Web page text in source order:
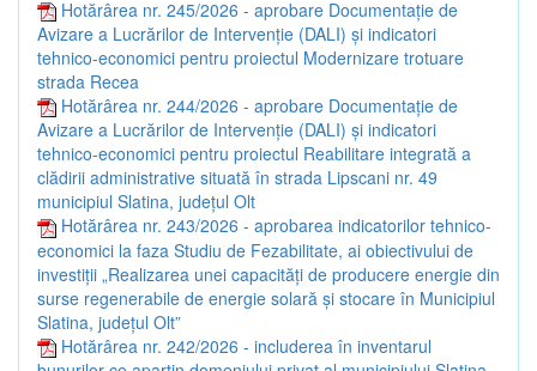
Hotărârea nr. 245/2026 - aprobare Documentație de
Avizare a Lucrărilor de Intervenție (DALI) și indicatori
tehnico-economici pentru proiectul Modernizare trotuare
strada Recea
Hotărârea nr. 244/2026 - aprobare Documentație de
Avizare a Lucrărilor de Intervenție (DALI) și indicatori
tehnico-economici pentru proiectul Reabilitare integrată a
clădirii administrative situată în strada Lipscani nr. 49
municipiul Slatina, județul Olt
Hotărârea nr. 243/2026 - aprobarea indicatorilor tehnico-
economici la faza Studiu de Fezabilitate, ai obiectivului de
investiții „Realizarea unei capacități de producere energie din
surse regenerabile de energie solară și stocare în Municipiul
Slatina, județul Olt”
Hotărârea nr. 242/2026 - includerea în inventarul